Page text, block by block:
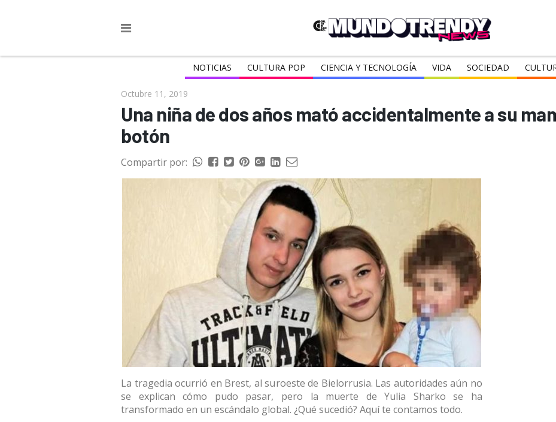
NOTICIAS CULTURA POP CIENCIA Y TECNOLOGÍA VIDA SOCIEDAD
Octubre 11, 2019
Una niña de dos años mató accidentalmente a su
botón
Compartir por:
La tragedia ocurrió en Brest, al suroeste de Bielorrusia. Las autoridades aún no
se explican cómo pudo pasar, pero la muerte de Yulia Sharko se ha
transformado en un escándalo global. ¿Qué sucedió? Aquí te contamos todo.